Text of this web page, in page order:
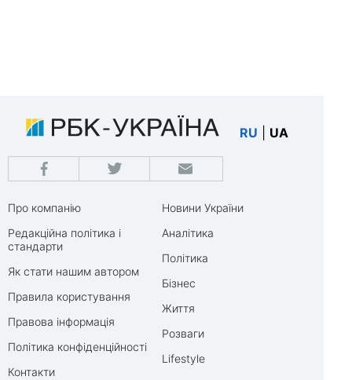
RU UA
Про компанію
Редакційна політика і
стандарти
Як стати нашим автором
Правила користування
Правова інформація
Політика конфіденційності
Контакти
Новини України
Аналітика
Політика
Бізнес
Життя
Розваги
Lifestyle